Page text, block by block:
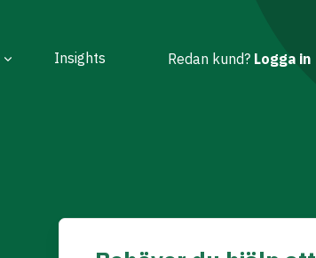
Insights Redan kund? Logga in